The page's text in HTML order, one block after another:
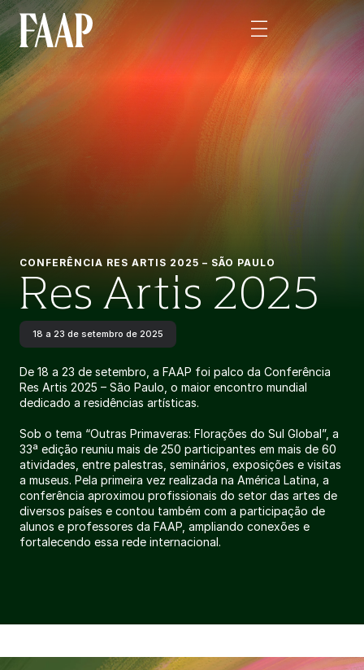
CONFERÊNCIA RES ARTIS 2025 – SÃO PAULO
Res Artis 2025
18 a 23 de setembro de 2025
De 18 a 23 de setembro, a FAAP foi palco da Conferência
Res Artis 2025 – São Paulo, o maior encontro mundial
dedicado a residências artísticas.
Sob o tema “Outras Primaveras: Florações do Sul Global”, a
33ª edição reuniu mais de 250 participantes em mais de 60
atividades, entre palestras, seminários, exposições e visitas
a museus. Pela primeira vez realizada na América Latina, a
conferência aproximou profissionais do setor das artes de
diversos países e contou também com a participação de
alunos e professores da FAAP, ampliando conexões e
fortalecendo essa rede internacional.